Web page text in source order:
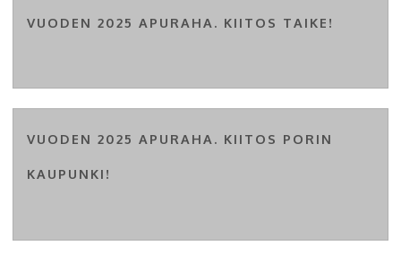
VUODEN 2025 APURAHA. KIITOS TAIKE!
VUODEN 2025 APURAHA. KIITOS PORIN
KAUPUNKI!